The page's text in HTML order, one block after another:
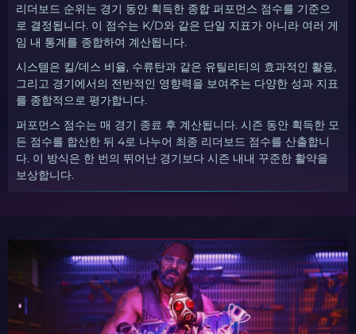
리더보드 순위는 경기 동안 획득한 종합 퍼포먼스 점수를 기준으
로 결정됩니다. 이 점수는 K/D와 같은 단일 지표가 아니라 여러 게
임 내 통계를 종합하여 계산됩니다.
시스템은 킬/데스 비율, 수류탄과 같은 유틸리티의 효과적인 활용,
그리고 경기에서의 전반적인 영향력을 보여주는 다양한 성과 지표
를 종합적으로 평가합니다.
퍼포먼스 점수는 매 경기 종료 후 계산됩니다. 시즌 동안 획득한 모
든 점수를 합산한 뒤 4로 나누어 최종 리더보드 점수를 산출합니
다. 이 방식은 한 번의 뛰어난 경기보다 시즌 내내 꾸준한 활약을
보상합니다.